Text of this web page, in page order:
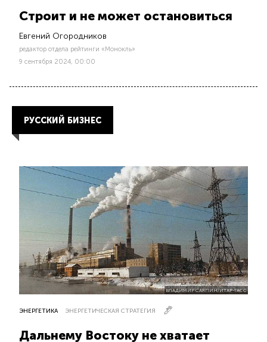
Строит и не может остановиться
Евгений Огородников
редактор отдела рейтинги «Монокль»
9 сентября 2024, 00:00
РУССКИЙ БИЗНЕС
ЭНЕРГЕТИКА ЭНЕРГЕТИЧЕСКАЯ СТРАТЕГИЯ
Дальнему Востоку не хватает
ВЛАДИМИР САЯПИН/ИТАР-ТАСС